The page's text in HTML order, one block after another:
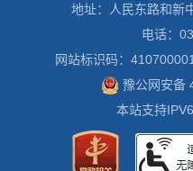
地址：人民东路和新
电话：
网站标识码：
豫公网安备
本站支持